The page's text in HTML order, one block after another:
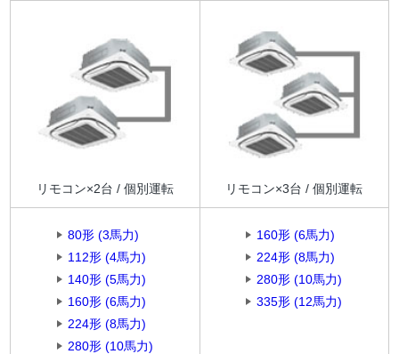
リモコン×2台 / 個別運転
80形 (3馬力)
112形 (4馬力)
140形 (5馬力)
160形 (6馬力)
224形 (8馬力)
280形 (10馬力)
リモコン×3台 / 個別運転
160形 (6馬力)
224形 (8馬力)
280形 (10馬力)
335形 (12馬力)